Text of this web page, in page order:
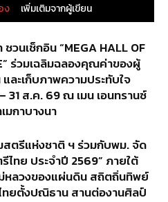
ง เพิ่มเติมจากผู้เขียน
ชวนเช็กอิน “MEGA HALL OF
ร่วมเฉลิมฉลองคุณค่าของผู้
ละเก็บภาพความประทับใจ
31 ส.ค. 69 ณ เมน เอนทรานซ์
มกาบางนา
ตรีแห่งชาติ ฯ ร่วมกับพม. จัด
ไทย ประจำปี 2569” ภายใต้
หลวงของแผ่นดิน สถิตถิ่นทิพย์
ทยตั้งปณิธาน สานต่องานศิลป์